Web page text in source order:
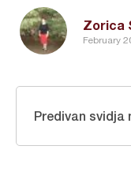
Zorica
February
Predivan